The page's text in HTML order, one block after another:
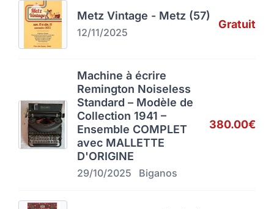
Metz Vintage - Metz (57)
12/11/2025
Gratuit
Machine à écrire
Remington Noiseless
Standard – Modèle de
Collection 1941 –
Ensemble COMPLET
avec MALLETTE
D'ORIGINE
29/10/2025 Biganos
380.00€